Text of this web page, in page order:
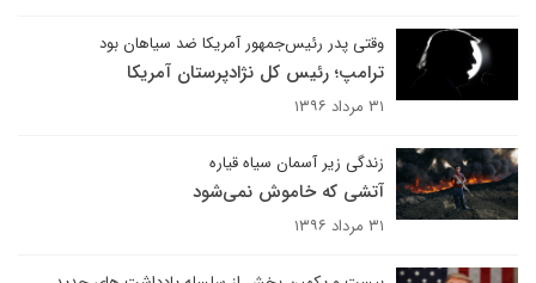
وقتی پدر رئیس‌جمهور آمریکا ضد سیاهان بود
ترامپ؛ رئیس کل نژادپرستان آمریکا
۳۱ مرداد ۱۳۹۶
زندگی زیر آسمان سیاه قیاره
آتشی که خاموش نمی‌شود
۳۱ مرداد ۱۳۹۶